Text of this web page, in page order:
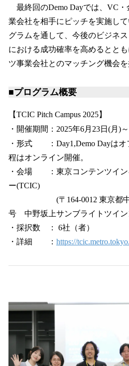
最終回のDemo Dayでは、VC
業会社を相手にピッチを実施し
グラムを通して、今後のビジネ
における成功確率を高めるとと
ツ事業会社とのマッチング機会を
■プログラム概要
【TCIC Pitch Campus 2025】
・開催期間：2025年6月23日(月)
・形式 ：Day1,Demo Dayはオ
程はオンライン開催。
・会場 ：東京コンテンツイン
ー(TCIC)
(〒164-0012 東京都中野
号 中野坂上サンブライトツイン
・採択数 ： 6社（者）
・詳細 ： https://